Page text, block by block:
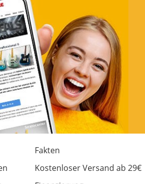
Micha aus Lüssowam
Klang
Verarbeitung
Preis/Leistung
Features
Handling
Rezension hilfreich
Fakten
Kostenloser Versand ab 29€